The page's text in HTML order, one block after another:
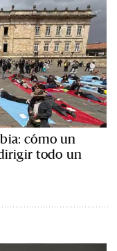
cómo un
todo un